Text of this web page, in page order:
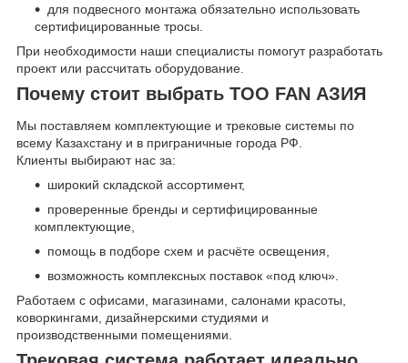
для подвесного монтажа обязательно использовать
сертифицированные тросы.
При необходимости наши специалисты помогут разработать
проект или рассчитать оборудование.
Почему стоит выбрать ТОО FAN АЗИЯ
Мы поставляем комплектующие и трековые системы по
всему Казахстану и в приграничные города РФ.
Клиенты выбирают нас за:
широкий складской ассортимент,
проверенные бренды и сертифицированные
комплектующие,
помощь в подборе схем и расчёте освещения,
возможность комплексных поставок «под ключ».
Работаем с офисами, магазинами, салонами красоты,
коворкингами, дизайнерскими студиями и
производственными помещениями.